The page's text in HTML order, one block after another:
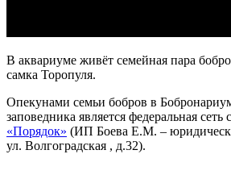
В аквариуме живёт семейная пара
самка Торопуля.
Опекунами семьи бобров в
заповедника является федеральная сеть
«Порядок» (ИП Боева Е.М. –
ул. Волгоградская , д.32).